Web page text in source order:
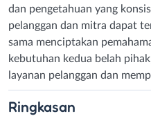
dan pengetahuan yang
pelanggan dan mitra dapat
sama menciptakan
kebutuhan kedua belah
layanan pelanggan dan
Ringkasan